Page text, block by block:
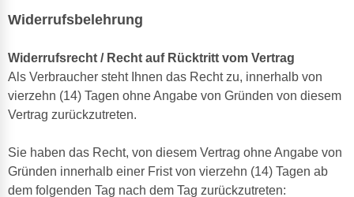
Widerrufsbelehrung
Widerrufsrecht / Recht auf Rücktritt vom Vertrag
Als Verbraucher steht Ihnen das Recht zu, innerhalb von
vierzehn (14) Tagen ohne Angabe von Gründen von diesem
Vertrag zurückzutreten.
Sie haben das Recht, von diesem Vertrag ohne Angabe von
Gründen innerhalb einer Frist von vierzehn (14) Tagen ab
dem folgenden Tag nach dem Tag zurückzutreten: